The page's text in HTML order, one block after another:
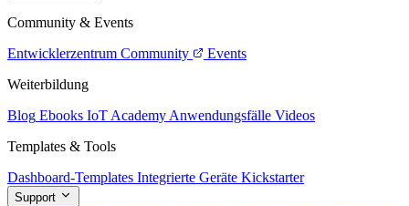
Community & Events
Entwicklerzentrum Community
Events
Weiterbildung
Blog Ebooks IoT Academy Anwendungsfälle Videos
Templates & Tools
Dashboard-Templates Integrierte Geräte Kickstarter
Support